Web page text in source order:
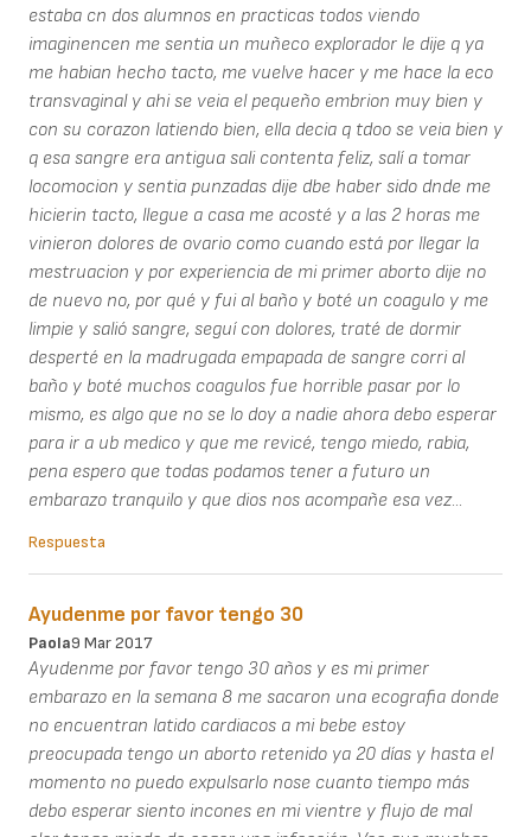
estaba cn dos alumnos en practicas todos viendo
imaginencen me sentia un muñeco explorador le dije q ya
me habian hecho tacto, me vuelve hacer y me hace la eco
transvaginal y ahi se veia el pequeño embrion muy bien y
con su corazon latiendo bien, ella decia q tdoo se veia bien y
q esa sangre era antigua sali contenta feliz, salí a tomar
locomocion y sentia punzadas dije dbe haber sido dnde me
hicierin tacto, llegue a casa me acosté y a las 2 horas me
vinieron dolores de ovario como cuando está por llegar la
mestruacion y por experiencia de mi primer aborto dije no
de nuevo no, por qué y fui al baño y boté un coagulo y me
limpie y salió sangre, seguí con dolores, traté de dormir
desperté en la madrugada empapada de sangre corri al
baño y boté muchos coagulos fue horrible pasar por lo
mismo, es algo que no se lo doy a nadie ahora debo esperar
para ir a ub medico y que me revicé, tengo miedo, rabia,
pena espero que todas podamos tener a futuro un
embarazo tranquilo y que dios nos acompañe esa vez...
Respuesta
Ayudenme por favor tengo 30
Paola9 Mar 2017
Ayudenme por favor tengo 30 años y es mi primer
embarazo en la semana 8 me sacaron una ecografia donde
no encuentran latido cardiacos a mi bebe estoy
preocupada tengo un aborto retenido ya 20 días y hasta el
momento no puedo expulsarlo nose cuanto tiempo más
debo esperar siento incones en mi vientre y flujo de mal